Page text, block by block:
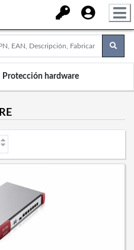
Protección hardware